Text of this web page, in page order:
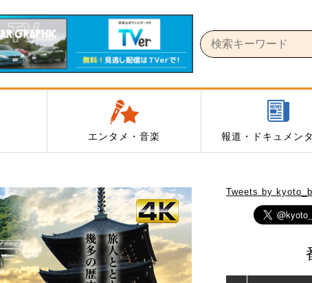
エンタメ・音楽 報道・ドキュメン
Tweets by